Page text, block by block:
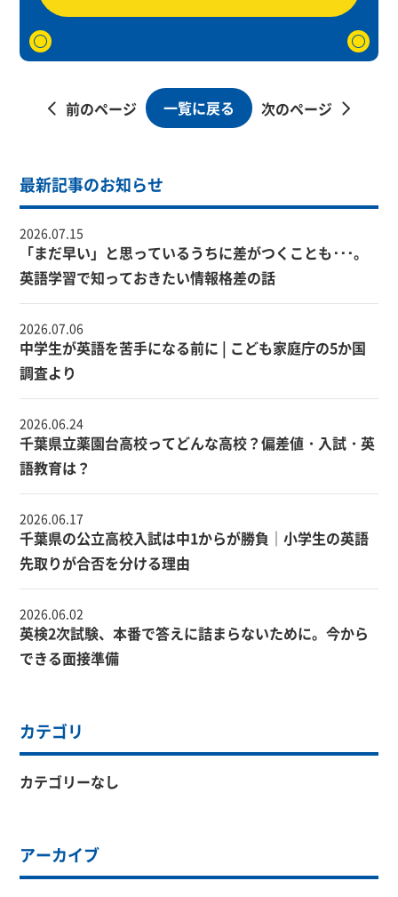
前のページ 一覧に戻る 次のページ
最新記事のお知らせ
「まだ早い」と思っているうちに差がつくことも･･･。
英語学習で知っておきたい情報格差の話
2026.07.15
中学生が英語を苦手になる前に | こども家庭庁の5か国
調査より
2026.07.06
千葉県立薬園台高校ってどんな高校？偏差値・入試・英
語教育は？
2026.06.24
千葉県の公立高校入試は中1からが勝負｜小学生の英語
先取りが合否を分ける理由
2026.06.17
英検2次試験、本番で答えに詰まらないために。今から
できる面接準備
2026.06.02
カテゴリ
カテゴリーなし
アーカイブ